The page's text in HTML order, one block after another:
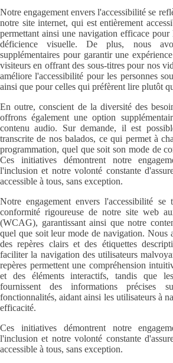
Notre engagement envers l'accessibilité se
notre site internet, qui est entièrement
permettant ainsi une navigation efficace pour
déficience visuelle. De plus, nous
supplémentaires pour garantir une
visiteurs en offrant des sous-titres pour nos
améliore l'accessibilité pour les personnes
ainsi que pour celles qui préfèrent lire plutôt
En outre, conscient de la diversité des
offrons également une option
contenu audio. Sur demande, il est
transcrite de nos balados, ce qui permet à
programmation, quel que soit son mode de
Ces initiatives démontrent notre
l'inclusion et notre volonté constante
accessible à tous, sans exception.
Notre engagement envers l'accessibilité se
conformité rigoureuse de notre site web
(WCAG), garantissant ainsi que notre
quel que soit leur mode de navigation. Nous
des repères clairs et des étiquettes
faciliter la navigation des utilisateurs
repères permettent une compréhension
et des éléments interactifs, tandis que
fournissent des informations
fonctionnalités, aidant ainsi les utilisateurs à
efficacité.
Ces initiatives démontrent notre
l'inclusion et notre volonté constante
accessible à tous, sans exception.